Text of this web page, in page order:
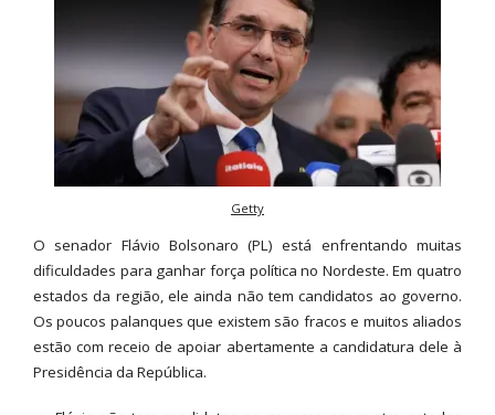
Getty
O senador Flávio Bolsonaro (PL) está enfrentando muitas
dificuldades para ganhar força política no Nordeste. Em quatro
estados da região, ele ainda não tem candidatos ao governo.
Os poucos palanques que existem são fracos e muitos aliados
estão com receio de apoiar abertamente a candidatura dele à
Presidência da República.